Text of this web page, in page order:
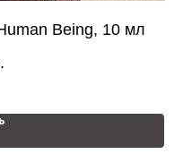
Being, 10 мл